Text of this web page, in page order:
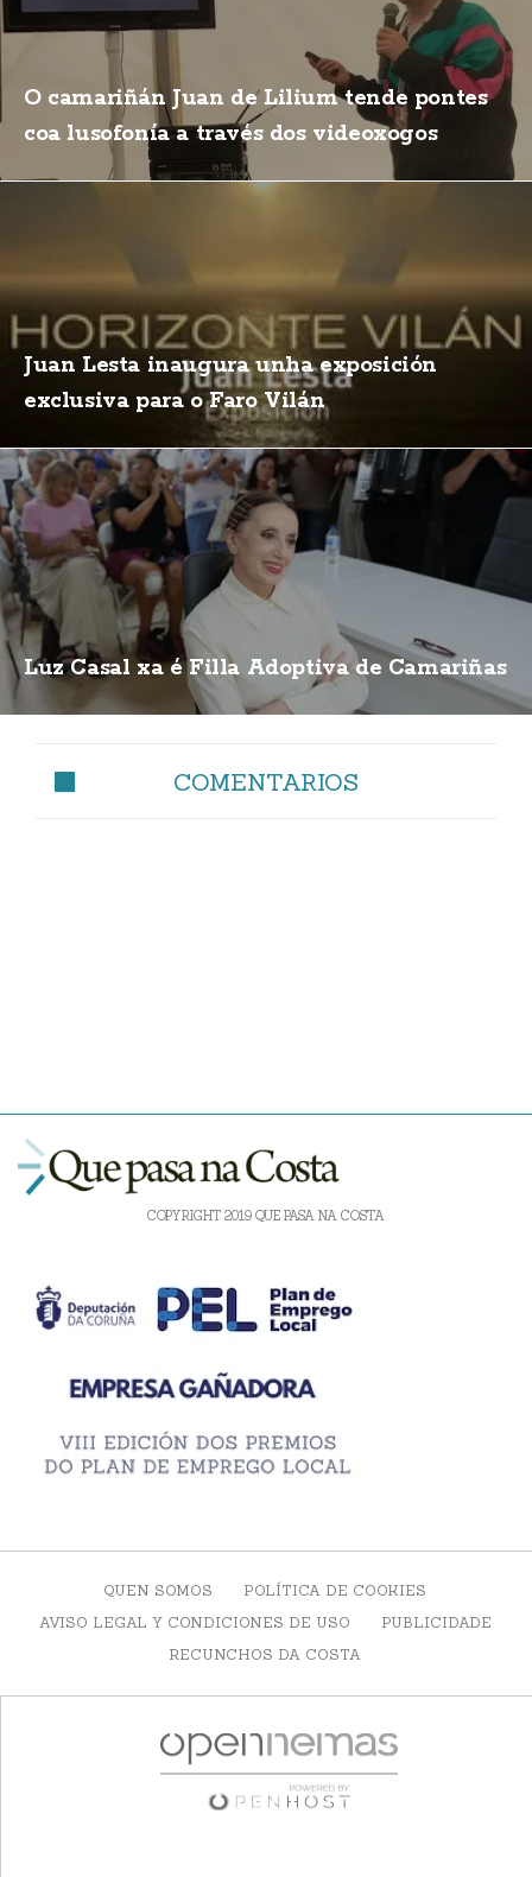
O camariñán Juan de Lilium tende pontes
coa lusofonía a través dos videoxogos
Juan Lesta inaugura unha exposición
exclusiva para o Faro Vilán
Luz Casal xa é Filla Adoptiva de Camariñas
COMENTARIOS
COPYRIGHT 2019 QUE PASA NA COSTA
QUEN SOMOS
POLÍTICA DE COOKIES
AVISO LEGAL Y CONDICIONES DE USO
PUBLICIDADE
RECUNCHOS DA COSTA